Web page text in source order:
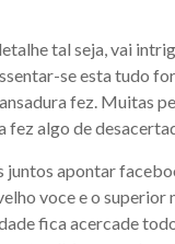
tal seja, vai
se esta tudo
fez. Muitas
fez algo de
apontar
voce e o
fica acercade